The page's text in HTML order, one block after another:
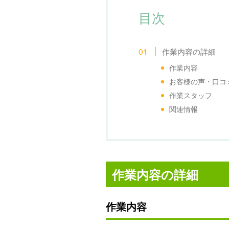
目次
作業内容の詳細
作業内容
お客様の声・口コ
作業スタッフ
関連情報
作業内容の詳細
作業内容